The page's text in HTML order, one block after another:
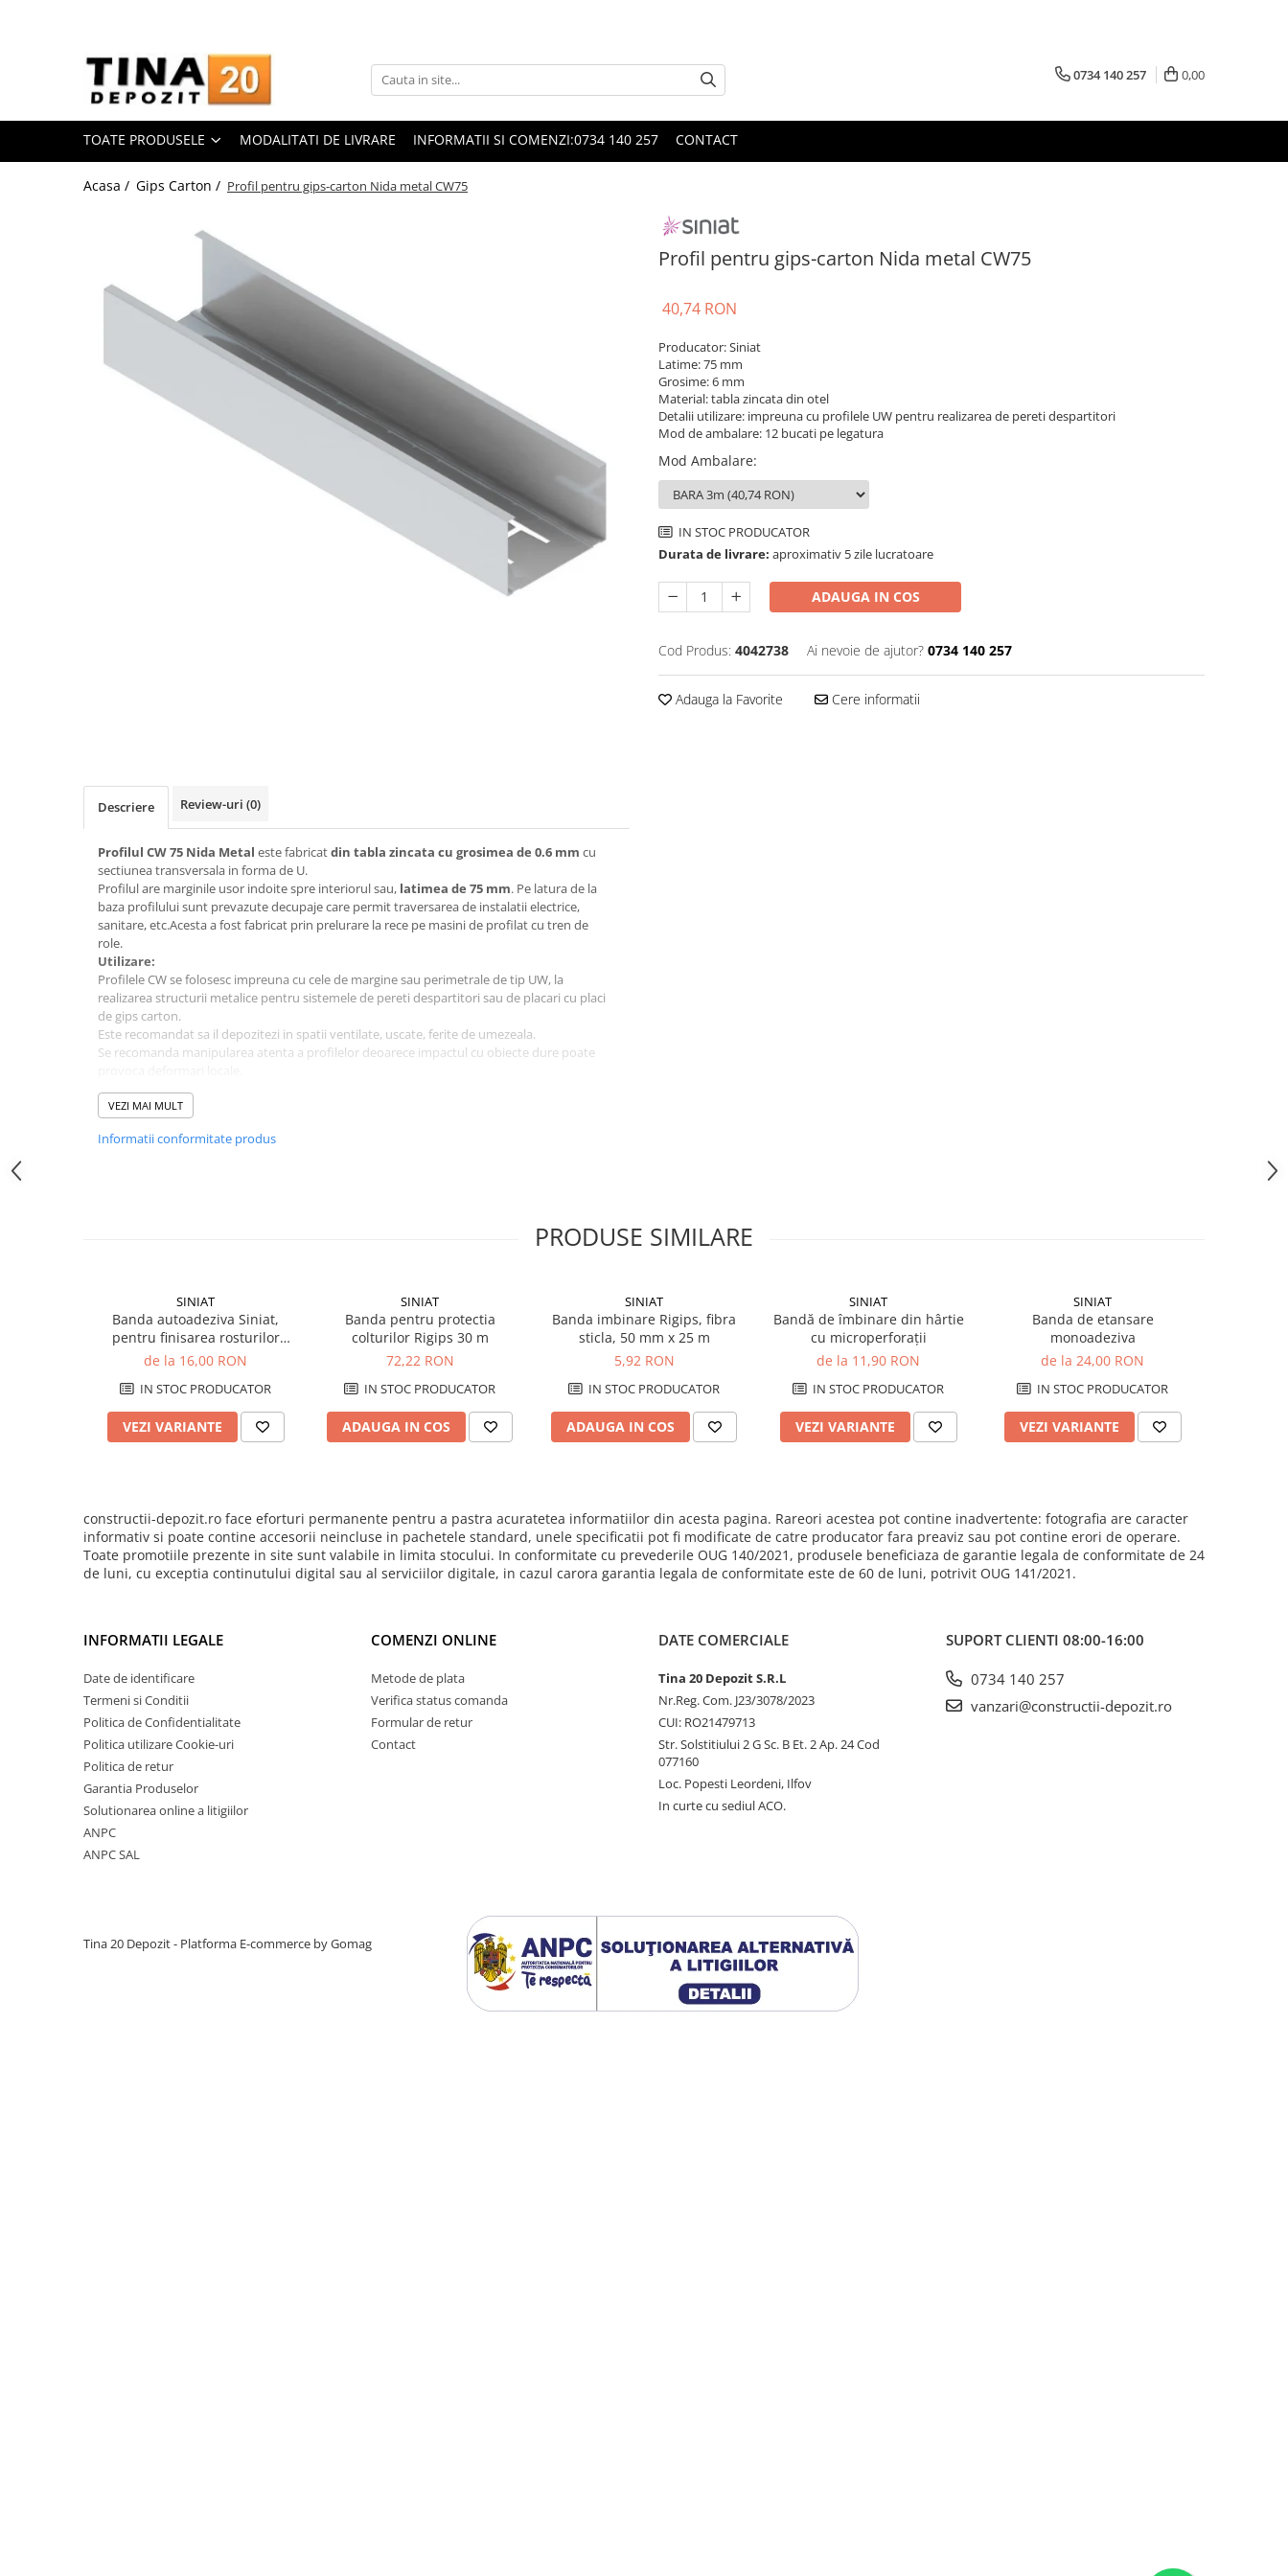
Toate Produsele
Standard
Hidrofugate
Benzi Gips Carton
Hidroizolatii
Mortare Hidroizolante
Membrane Lichide
Piatra Naturala
Gresie Faianta
Adeziv termosistem
Tencuiala decorativa minerala
Sape
De Egalizare
Pentru Tencuieli Decorative
Pentru Vopsele
Pentru Sape Autonivelante
Pentru Caramida
Pe baza de ipsos
Pe baza de ciment
Pe baza de rasini
De Interior
Manuale pe baza de ipsos
Mecanizate pe baza de ipsos
Fine pe baza de ciment
Manuale pe baza de ciment
Mecanizate pe baza de ciment
Profile compensare panta dus
0734 140 257 0,00
TOATE PRODUSELE MODALITATI DE LIVRARE INFORMATII SI COMENZI:0734 140 257 CONTACT
Acasa / Gips Carton / Profil pentru gips-carton Nida metal CW75
Profil pentru gips-carton Nida metal CW75
40,74 RON
Producator: Siniat
Latime: 75 mm
Grosime: 6 mm
Material: tabla zincata din otel
Detalii utilizare: impreuna cu profilele UW pentru realizarea de pereti despartitori
Mod de ambalare: 12 bucati pe legatura
Mod Ambalare:
IN STOC PRODUCATOR
Durata de livrare: aproximativ 5 zile lucratoare
ADAUGA IN COS
Cod Produs: 4042738 Ai nevoie de ajutor? 0734 140 257
Adauga la Favorite Cere informatii
Descriere Review-uri (0)
Profilul CW 75 Nida Metal este fabricatdin tabla zincata cu grosimea de 0.6 mm cu
sectiunea transversala in forma de U.
Profilul are marginile usor indoite spre interiorul sau, latimea de 75 mm. Pe latura de la
baza profilului sunt prevazute decupaje care permit traversarea de instalatii electrice,
sanitare, etc.Acesta a fost fabricat prin prelurare la rece pe masini de profilat cu tren de
role.
Utilizare:
Profilele CW se folosesc impreuna cu cele de margine sau perimetrale de tip UW, la
realizarea structurii metalice pentru sistemele de pereti despartitori sau de placari cu placi
de gips carton.
Este recomandat sa il depozitezi in spatii ventilate, uscate, ferite de umezeala.
Se recomanda manipularea atenta a profilelor deoarece impactul cu obiecte dure poate
Avantaje:
durabil in timp
poate fi striat, profilat sau prevzut cu borduri proeminente
VEZI MAI MULT
Informatii conformitate produs
PRODUSE SIMILARE
SINIAT
Banda autoadeziva Siniat,
pentru finisarea rosturilor
dintre placile de gips carton
de la 16,00 RON
IN STOC PRODUCATOR
VEZI VARIANTE
SINIAT
Banda pentru protectia
colturilor Rigips 30 m
72,22 RON
IN STOC PRODUCATOR
ADAUGA IN COS
SINIAT
Banda imbinare Rigips, fibra
sticla, 50 mm x 25 m
5,92 RON
IN STOC PRODUCATOR
ADAUGA IN COS
SINIAT
Bandă de îmbinare din hârtie
cu microperforaţii
de la 11,90 RON
IN STOC PRODUCATOR
VEZI VARIANTE
SINIAT
Banda de etansare
monoadeziva
de la 24,00 RON
IN STOC PRODUCATOR
VEZI VARIANTE
constructii-depozit.ro face eforturi permanente pentru a pastra acuratetea informatiilor din acesta pagina. Rareori acestea pot contine inadvertente: fotografia are caracter
informativ si poate contine accesorii neincluse in pachetele standard, unele specificatii pot fi modificate de catre producator fara preaviz sau pot contine erori de operare.
Toate promotiile prezente in site sunt valabile in limita stocului. In conformitate cu prevederile OUG 140/2021, produsele beneficiaza de garantie legala de conformitate de 24
de luni, cu exceptia continutului digital sau al serviciilor digitale, in cazul carora garantia legala de conformitate este de 60 de luni, potrivit OUG 141/2021.
INFORMATII LEGALE
Date de identificare
Termeni si Conditii
Politica de Confidentialitate
Politica utilizare Cookie-uri
Politica de retur
Garantia Produselor
Solutionarea online a litigiilor
ANPC
ANPC SAL
COMENZI ONLINE
Metode de plata
Verifica status comanda
Formular de retur
Contact
DATE COMERCIALE
Tina 20 Depozit S.R.L
Nr.Reg. Com. J23/3078/2023
CUI: RO21479713
Str. Solstitiului 2 G Sc. B Et. 2 Ap. 24 Cod
077160
Loc. Popesti Leordeni, Ilfov
In curte cu sediul ACO.
SUPORT CLIENTI 08:00-16:00
0734 140 257
vanzari@constructii-depozit.ro
Tina 20 Depozit - Platforma E-commerce by Gomag